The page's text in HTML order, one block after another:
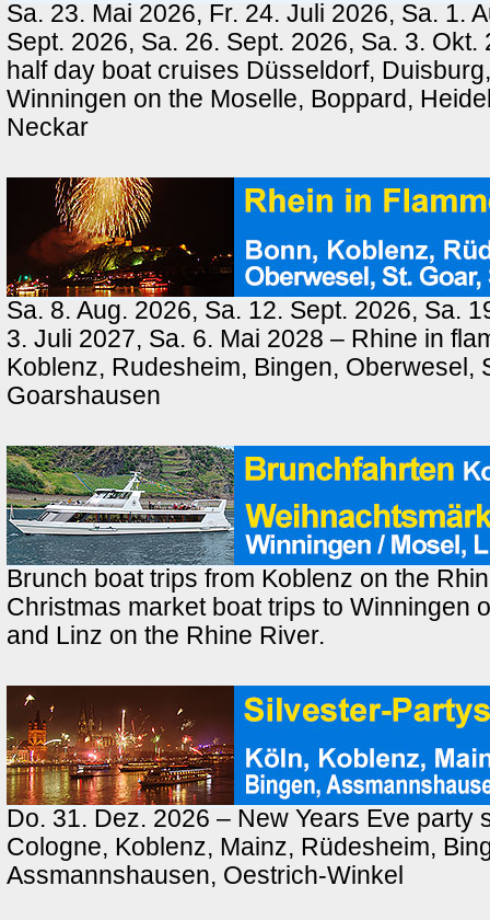
Sa. 23. Mai 2026, Fr. 24. Juli 2026, Sa. 1.
Sept. 2026, Sa. 26. Sept. 2026, Sa. 3.
half day boat cruises Düsseldorf,
Winningen on the Moselle, Boppard,
Neckar
Sa. 8. Aug. 2026, Sa. 12. Sept. 2026, Sa.
3. Juli 2027, Sa. 6. Mai 2028 – Rhine in
Koblenz, Rudesheim, Bingen, Oberwesel,
Goarshausen
Brunch boat trips from Koblenz on the
Christmas market boat trips to Winningen
and Linz on the Rhine River.
Do. 31. Dez. 2026 – New Years Eve party
Cologne, Koblenz, Mainz, Rüdesheim,
Assmannshausen, Oestrich-Winkel